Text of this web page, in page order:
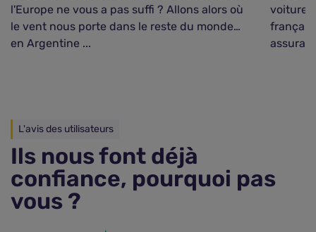
l'Europe ne vous a pas suffi ? Allons alors où
le vent nous porte dans le reste du monde…
en Argentine ...
voiture
L'avis des utilisateurs
Ils nous font déjà
confiance, pourquoi pas
vous ?